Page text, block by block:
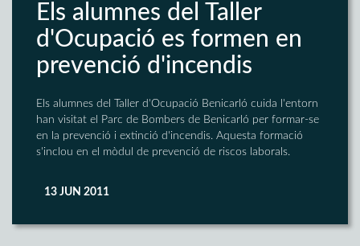
Els alumnes del Taller
d'Ocupació es formen en
prevenció d'incendis
Els alumnes del Taller d'Ocupació Benicarló cuida l'entorn
han visitat el Parc de Bombers de Benicarló per formar-se
en la prevenció i extinció d'incendis. Aquesta formació
s'inclou en el mòdul de prevenció de riscos laborals.
13 JUN 2011